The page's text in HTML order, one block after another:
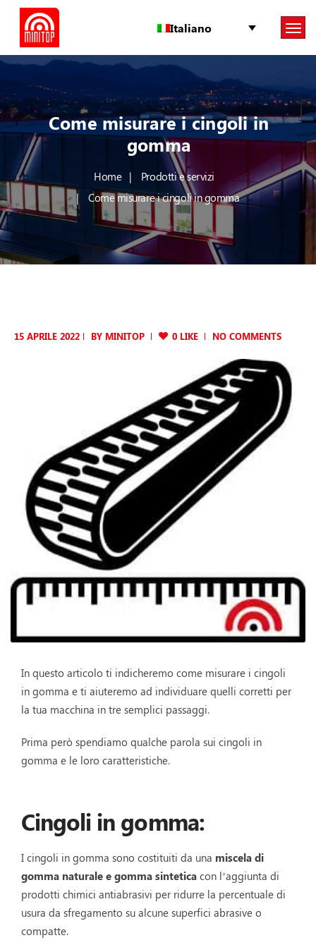
Italiano
Come misurare i cingoli in
gomma
Home
Prodotti e servizi
Come misurare i cingoli in gomma
15 APRILE 2022 BY MINITOP 0 LIKE NO COMMENTS
In questo articolo ti indicheremo come misurare i cingoli
in gomma e ti aiuteremo ad individuare quelli corretti per
la tua macchina in tre semplici passaggi.
Prima però spendiamo qualche parola sui cingoli in
gomma e le loro caratteristiche.
Cingoli in gomma:
I cingoli in gomma sono costituiti da una miscela di
gomma naturale e gomma sintetica con l’aggiunta di
prodotti chimici antiabrasivi per ridurre la percentuale di
usura da sfregamento su alcune superfici abrasive o
compatte.